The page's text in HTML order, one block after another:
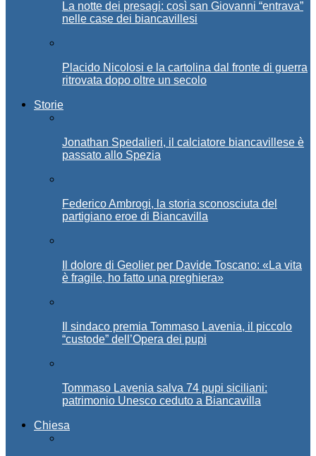
La notte dei presagi: così san Giovanni “entrava”
nelle case dei biancavillesi
Placido Nicolosi e la cartolina dal fronte di guerra
ritrovata dopo oltre un secolo
Storie
Jonathan Spedalieri, il calciatore biancavillese è
passato allo Spezia
Federico Ambrogi, la storia sconosciuta del
partigiano eroe di Biancavilla
Il dolore di Geolier per Davide Toscano: «La vita
è fragile, ho fatto una preghiera»
Il sindaco premia Tommaso Lavenia, il piccolo
“custode” dell’Opera dei pupi
Tommaso Lavenia salva 74 pupi siciliani:
patrimonio Unesco ceduto a Biancavilla
Chiesa